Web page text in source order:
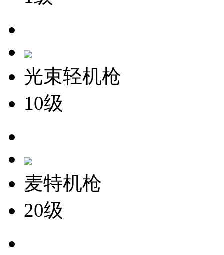
光束轻机枪
10级
麦特机枪
20级